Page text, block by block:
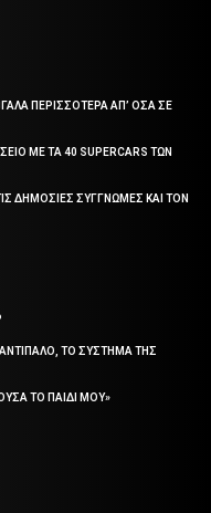
ΠΕΡΙΣΣΟΤΕΡΑ ΑΠ’ ΟΣΑ ΣΕ
ΜΕ ΤΑ 40 SUPERCARS ΤΩΝ
ΔΗΜΟΣΙΕΣ ΣΥΓΓΝΩΜΕΣ ΚΑΙ ΤΟΝ
ΤΟ ΣΥΣΤΗΜΑ ΤΗΣ
ΤΟ ΠΑΙΔΙ ΜΟΥ»